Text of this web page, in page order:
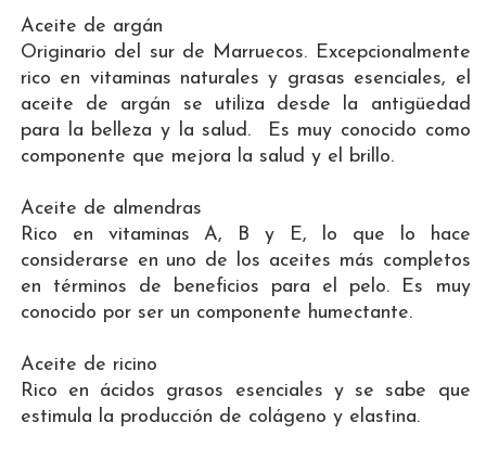
Aceite de argán
Originario del sur de Marruecos. Excepcionalmente
rico en vitaminas naturales y grasas esenciales, el
aceite de argán se utiliza desde la antigüedad
para la belleza y la salud. Es muy conocido como
componente que mejora la salud y el brillo.
Aceite de almendras
Rico en vitaminas A, B y E, lo que lo hace
considerarse en uno de los aceites más completos
en términos de beneficios para el pelo. Es muy
conocido por ser un componente humectante.
Aceite de ricino
Rico en ácidos grasos esenciales y se sabe que
estimula la producción de colágeno y elastina.